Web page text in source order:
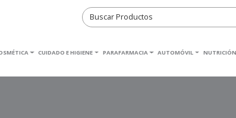
CUIDADO E HIGIENE PARAFARMACIA AUTOMÓVIL